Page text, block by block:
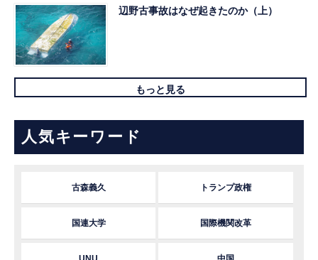
辺野古事故はなぜ起きたのか（上）
もっと見る
人気キーワード
古森義久 トランプ政権
国連大学 国際機関改革